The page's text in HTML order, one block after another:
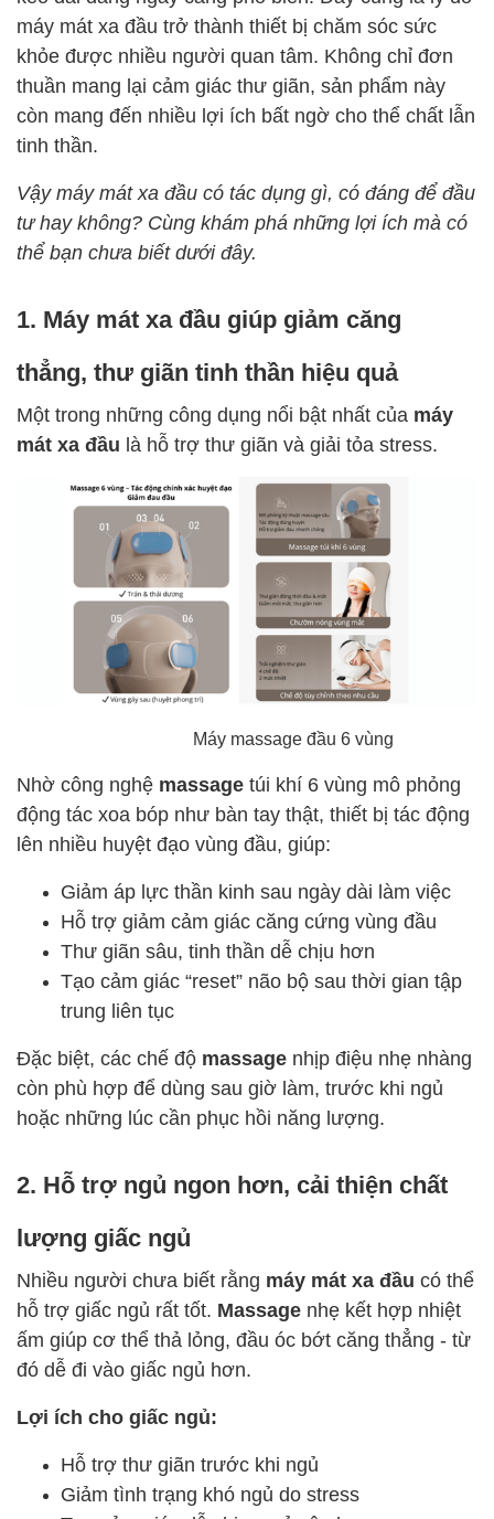
máy mát xa đầu trở thành thiết bị chăm sóc sức
khỏe được nhiều người quan tâm. Không chỉ đơn
thuần mang lại cảm giác thư giãn, sản phẩm này
còn mang đến nhiều lợi ích bất ngờ cho thể chất lẫn
tinh thần.
Vậy máy mát xa đầu có tác dụng gì, có đáng để đầu
tư hay không? Cùng khám phá những lợi ích mà có
thể bạn chưa biết dưới đây.
1. Máy mát xa đầu giúp giảm căng
thẳng, thư giãn tinh thần hiệu quả
Một trong những công dụng nổi bật nhất của máy
mát xa đầu là hỗ trợ thư giãn và giải tỏa stress.
Máy massage đầu 6 vùng
Nhờ công nghệ massage túi khí 6 vùng mô phỏng
động tác xoa bóp như bàn tay thật, thiết bị tác động
lên nhiều huyệt đạo vùng đầu, giúp:
Giảm áp lực thần kinh sau ngày dài làm việc
Hỗ trợ giảm cảm giác căng cứng vùng đầu
Thư giãn sâu, tinh thần dễ chịu hơn
Tạo cảm giác “reset” não bộ sau thời gian tập
trung liên tục
Đặc biệt, các chế độ massage nhịp điệu nhẹ nhàng
còn phù hợp để dùng sau giờ làm, trước khi ngủ
hoặc những lúc cần phục hồi năng lượng.
2. Hỗ trợ ngủ ngon hơn, cải thiện chất
lượng giấc ngủ
Nhiều người chưa biết rằng máy mát xa đầu có thể
hỗ trợ giấc ngủ rất tốt. Massage nhẹ kết hợp nhiệt
ấm giúp cơ thể thả lỏng, đầu óc bớt căng thẳng - từ
đó dễ đi vào giấc ngủ hơn.
Lợi ích cho giấc ngủ:
Hỗ trợ thư giãn trước khi ngủ
Giảm tình trạng khó ngủ do stress